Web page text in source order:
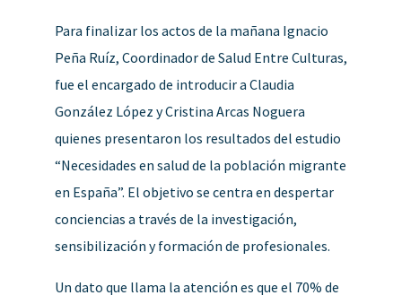
Para finalizar los actos de la mañana Ignacio
Peña Ruíz, Coordinador de Salud Entre Culturas,
fue el encargado de introducir a Claudia
González López y Cristina Arcas Noguera
quienes presentaron los resultados del estudio
“Necesidades en salud de la población migrante
en España”. El objetivo se centra en despertar
conciencias a través de la investigación,
sensibilización y formación de profesionales.
Un dato que llama la atención es que el 70% de